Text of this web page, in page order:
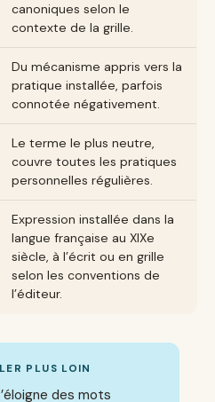
canoniques selon le
contexte de la grille.
Du mécanisme appris vers la
pratique installée, parfois
connotée négativement.
Le terme le plus neutre,
couvre toutes les pratiques
personnelles régulières.
Expression installée dans la
langue française au XIXe
siècle, à l’écrit ou en grille
selon les conventions de
l’éditeur.
PLUS LOIN
des mots